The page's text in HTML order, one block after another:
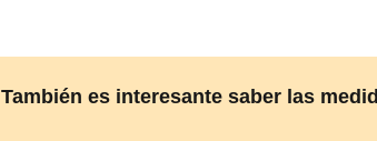
También es interesante saber las